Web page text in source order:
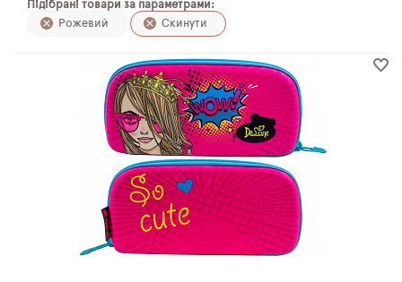
ПЛЯШКИ ДЛЯ ВОДИ
SCHOOL STANDARD
Підібрані товари за параметрами:
Рожевий
Скинути